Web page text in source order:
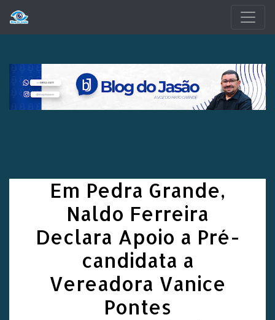
Em Pedra Grande,
Naldo Ferreira
Declara Apoio a Pré-
candidata a
Vereadora Vanice
Pontes